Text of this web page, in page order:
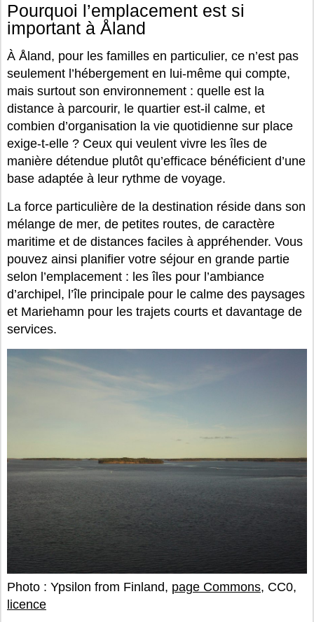
Pourquoi l’emplacement est si
important à Åland
À Åland, pour les familles en particulier, ce n’est pas
seulement l’hébergement en lui-même qui compte,
mais surtout son environnement : quelle est la
distance à parcourir, le quartier est-il calme, et
combien d’organisation la vie quotidienne sur place
exige-t-elle ? Ceux qui veulent vivre les îles de
manière détendue plutôt qu’efficace bénéficient d’une
base adaptée à leur rythme de voyage.
La force particulière de la destination réside dans son
mélange de mer, de petites routes, de caractère
maritime et de distances faciles à appréhender. Vous
pouvez ainsi planifier votre séjour en grande partie
selon l’emplacement : les îles pour l’ambiance
d’archipel, l’île principale pour le calme des paysages
et Mariehamn pour les trajets courts et davantage de
services.
Photo : Ypsilon from Finland, page Commons, CC0,
licence